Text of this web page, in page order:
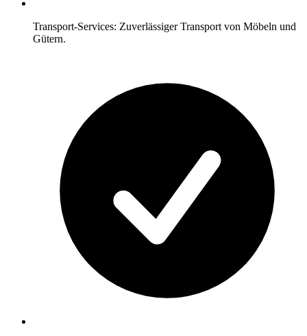
Transport-Services: Zuverlässiger Transport von Möbeln und
Gütern.